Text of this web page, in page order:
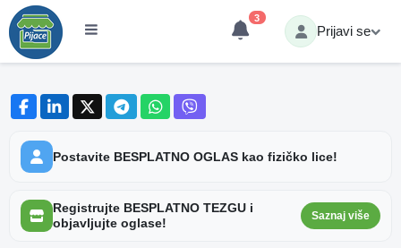
3
Prijavi se
Postavite BESPLATNO OGLAS kao fizičko lice!
Registrujte BESPLATNO TEZGU i
objavljujte oglase!
Saznaj više